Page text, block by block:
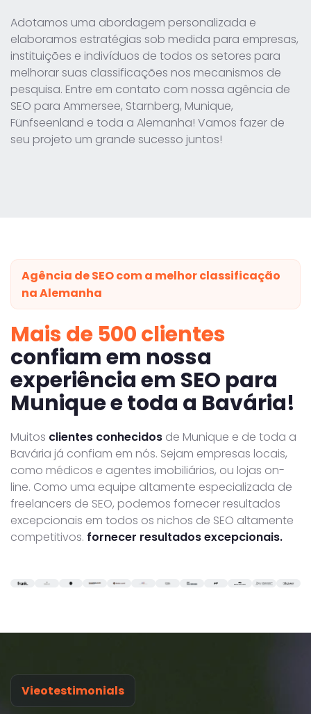
Adotamos uma abordagem personalizada e
elaboramos estratégias sob medida para empresas,
instituições e indivíduos de todos os setores para
melhorar suas classificações nos mecanismos de
pesquisa. Entre em contato com nossa agência de
SEO para Ammersee, Starnberg, Munique,
Fünfseenland e toda a Alemanha! Vamos fazer de
seu projeto um grande sucesso juntos!
Agência de SEO com a melhor classificação
na Alemanha
Mais de 500 clientes
confiam em nossa
experiência em SEO para
Munique e toda a Bavária!
Muitos clientes conhecidos de Munique e de toda a
Bavária já confiam em nós. Sejam empresas locais,
como médicos e agentes imobiliários, ou lojas on-
line. Como uma equipe altamente especializada de
freelancers de SEO, podemos fornecer resultados
excepcionais em todos os nichos de SEO altamente
competitivos. fornecer resultados excepcionais.
Vieotestimonials